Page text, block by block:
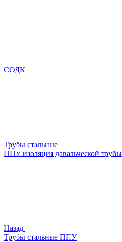
СОДК
Трубы стальные
ППУ изоляция давальческой трубы
Назад
Трубы стальные ППУ